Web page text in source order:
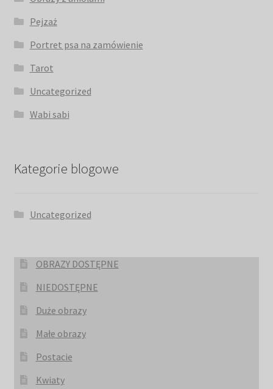
Pejzaż
Portret psa na zamówienie
Tarot
Uncategorized
Wabi sabi
Kategorie blogowe
Uncategorized
OBRAZY DOSTĘPNE
NIEDOSTĘPNE
Duże obrazy
Małe obrazy
Postacie
Kwiaty